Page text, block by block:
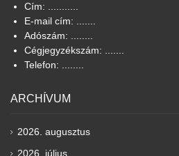
Cím: ...........
E-mail cím: .......
Adószám: ........
Cégjegyzékszám: .......
Telefon: ........
ARCHÍVUM
2026. augusztus
2026. július